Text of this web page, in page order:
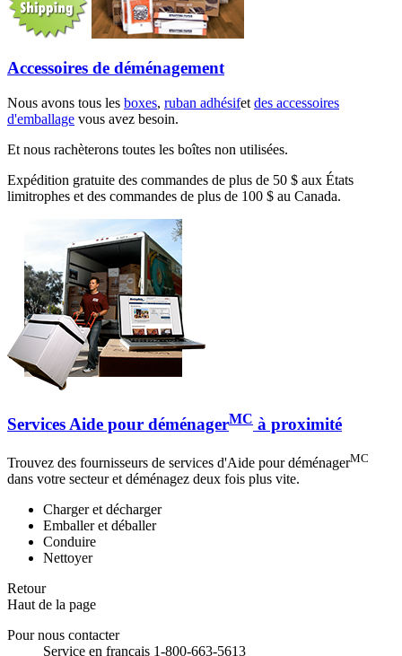
Accessoires de déménagement
Nous avons tous les boxes, ruban adhésifet des accessoires
d'emballage vous avez besoin.
Et nous rachèterons toutes les boîtes non utilisées.
Expédition gratuite des commandes de plus de 50 $ aux États
limitrophes et des commandes de plus de 100 $ au Canada.
Services Aide pour déménagerMC à proximité
Trouvez des fournisseurs de services d'Aide pour déménagerMC
dans votre secteur et déménagez deux fois plus vite.
Charger et décharger
Emballer et déballer
Conduire
Nettoyer
Retour
Haut de la page
Pour nous contacter
Service en français 1-800-663-5613